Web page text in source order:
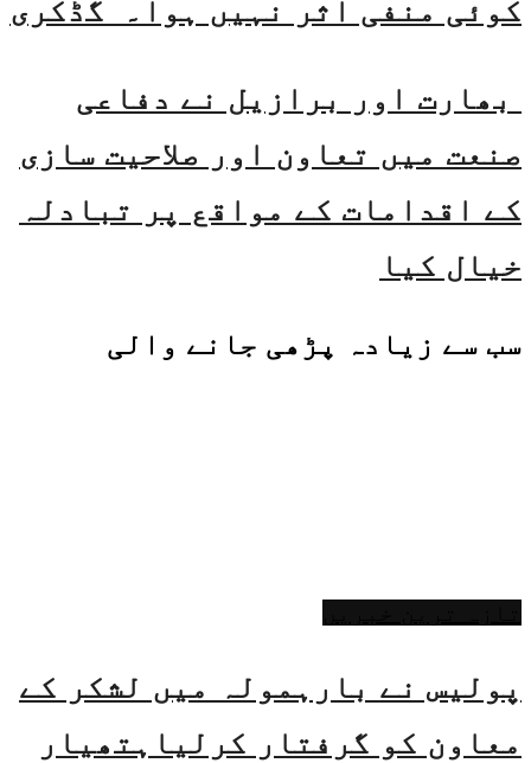
کوئی منفی اثر نہیں ہوا۔ گڈکری
بھارت اور برازیل نے دفاعی
صنعت میں تعاون اور صلاحیت سازی
کے اقدامات کے مواقع پر تبادلہ
خیال کیا
سب سے زیادہ پڑھی جانے والی
پولیس نے بارہمولہ میں لشکر کے
معاون کو گرفتار کرلیاہتھیار